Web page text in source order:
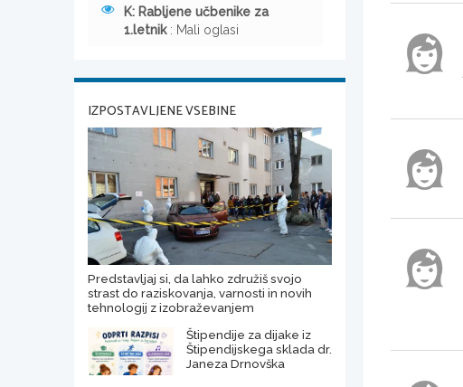
K: Rabljene učbenike za
1.letnik : Mali oglasi
IZPOSTAVLJENE VSEBINE
Predstavljaj si, da lahko združiš svojo
strast do raziskovanja, varnosti in novih
tehnologij z izobraževanjem
Štipendije za dijake iz
Štipendijskega sklada dr.
Janeza Drnovška